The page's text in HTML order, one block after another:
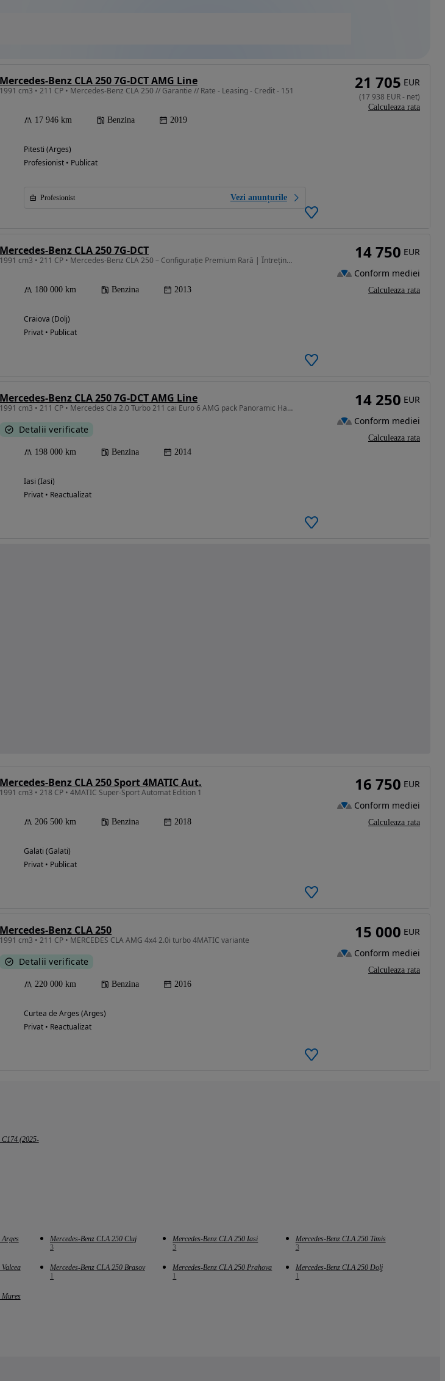
Mercedes-Benz CLA 250 7G-DCT AMG Line
1991 cm3 • 211 CP • Mercedes-Benz CLA 250 // Garantie // Rate - Leasing - Credit - 151
17 946 km Benzina 2019
Pitesti (Arges)
Profesionist • Publicat
Profesionist Vezi anunțurile
21 705 EUR
(17 938 EUR- net)
Calculeaza rata
Mercedes-Benz CLA 250 7G-DCT
1991 cm3 • 211 CP • Mercedes-Benz CLA 250 – Configurație Premium Rară | Întreținut Exempla
180 000 km Benzina 2013
Craiova (Dolj)
Privat • Publicat
14 750 EUR
Conform mediei
Calculeaza rata
Mercedes-Benz CLA 250 7G-DCT AMG Line
1991 cm3 • 211 CP • Mercedes Cla 2.0 Turbo 211 cai Euro 6 AMG pack Panoramic HarmanKardon
Detalii verificate
198 000 km Benzina 2014
Iasi (Iasi)
Privat • Reactualizat
14 250 EUR
Conform mediei
Calculeaza rata
Mercedes-Benz CLA 250 Sport 4MATIC Aut.
1991 cm3 • 218 CP • 4MATIC Super-Sport Automat Edition 1
206 500 km Benzina 2018
Galati (Galati)
Privat • Publicat
16 750 EUR
Conform mediei
Calculeaza rata
Mercedes-Benz CLA 250
1991 cm3 • 211 CP • MERCEDES CLA AMG 4x4 2.0i turbo 4MATIC variante
Detalii verificate
220 000 km Benzina 2016
Curtea de Arges (Arges)
Privat • Reactualizat
15 000 EUR
Conform mediei
Calculeaza rata
C174 (2025-
Arges
Mercedes-Benz CLA 250 Cluj
3
Mercedes-Benz CLA 250 Iasi
3
Mercedes-Benz CLA 250 Timis
3
Mercedes-Benz CLA 250 Brasov
1
Mercedes-Benz CLA 250 Prahova
1
Mercedes-Benz CLA 250 Dolj
1
Mures